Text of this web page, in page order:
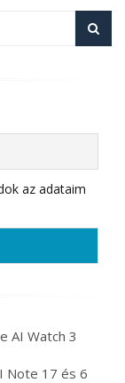
az adataim
AI Watch 3
Note 17 és 6